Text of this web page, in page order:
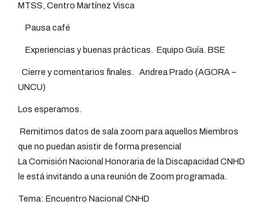
MTSS, Centro Martínez Visca
Pausa café
Experiencias y buenas prácticas. Equipo Guía. BSE
Cierre y comentarios finales. Andrea Prado (AGORA –
UNCU)
Los esperamos.
Remitimos datos de sala zoom para aquellos Miembros
que no puedan asistir de forma presencial
La Comisión Nacional Honoraria de la Discapacidad CNHD
le está invitando a una reunión de Zoom programada.
Tema: Encuentro Nacional CNHD